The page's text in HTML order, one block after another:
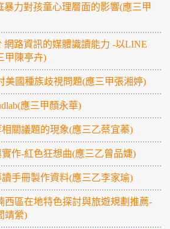
暴力對孩童心理層面的影響(應三甲
網路資訊的媒體識讀能力 -以LINE
甲陳亭卉)
美國種族歧視問題(應三甲張湘婷)
應三甲顏永華)
關議題的現象(應三乙蔡宜蓁)
作-紅色狂想曲(應三乙曾品婕)
手冊製作資料(應三乙李家瑜)
西區在地特色探討與旅遊規劃推薦-
靖縈)